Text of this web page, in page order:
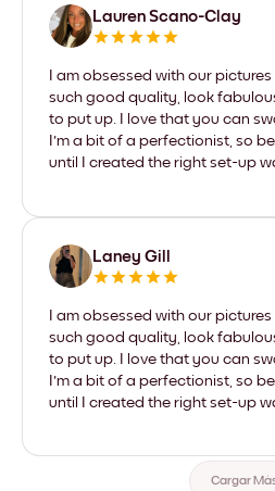
Lauren Scano-Clay
I am obsessed with our
such good quality, look
to put up. I love that you can
I'm a bit of a perfectionist, so
until I created the right set-up
Laney Gill
I am obsessed with our
such good quality, look
to put up. I love that you can
I'm a bit of a perfectionist, so
until I created the right set-up
Cargar